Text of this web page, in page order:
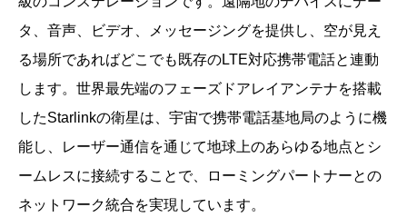
タ、音声、ビデオ、メッセージングを提供し、空が見え
る場所であればどこでも既存のLTE対応携帯電話と連動
します。世界最先端のフェーズドアレイアンテナを搭載
したStarlinkの衛星は、宇宙で携帯電話基地局のように機
能し、レーザー通信を通じて地球上のあらゆる地点とシ
ームレスに接続することで、ローミングパートナーとの
ネットワーク統合を実現しています。